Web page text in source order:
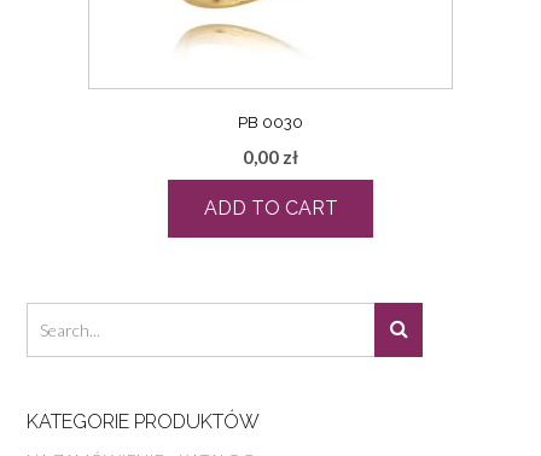
PB 0030
0,00 zł
ADD TO CART
KATEGORIE PRODUKTÓW